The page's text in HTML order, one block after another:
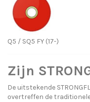
Q5 / SQ5 FY (17-)
Zijn
De uitstekende
overtreffen de